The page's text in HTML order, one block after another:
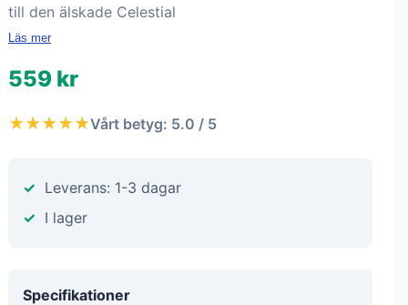
till den älskade Celestial
Läs mer
559 kr
★★★★★Vårt betyg: 5.0 / 5
Leverans: 1-3 dagar
I lager
Specifikationer